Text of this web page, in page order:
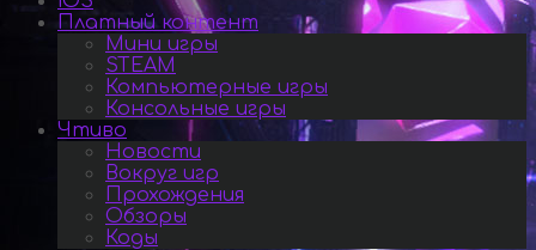
Платный контент
Мини игры
STEAM
Компьютерные игры
Консольные игры
Чтиво
Новости
Вокруг игр
Прохождения
Обзоры
Коды